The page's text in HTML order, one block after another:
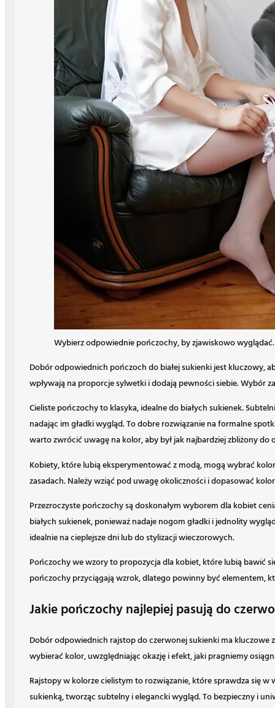
Wybierz odpowiednie pończochy, by zjawiskowo wyglądać.
Dobór odpowiednich pończoch do białej sukienki jest kluczowy,
wpływają na proporcje sylwetki i dodają pewności siebie. Wybór
Cieliste pończochy to klasyka, idealne do białych sukienek.
nadając im gładki wygląd. To dobre rozwiązanie na formalne
warto zwrócić uwagę na kolor, aby był jak najbardziej zbliżony do
Kobiety, które lubią eksperymentować z modą, mogą wybrać
zasadach. Należy wziąć pod uwagę okoliczności i dopasować
Przezroczyste pończochy są doskonałym wyborem dla kobiet
białych sukienek, ponieważ nadaje nogom gładki i jednolity
idealnie na cieplejsze dni lub do stylizacji wieczorowych.
Pończochy we wzory to propozycja dla kobiet, które lubią bawić
pończochy przyciągają wzrok, dlatego powinny być elementem,
Jakie pończochy najlepiej pasują do
Dobór odpowiednich rajstop do czerwonej sukienki ma kluczowe
wybierać kolor, uwzględniając okazję i efekt, jaki pragniemy
Rajstopy w kolorze cielistym to rozwiązanie, które sprawdza się
sukienką, tworząc subtelny i elegancki wygląd. To bezpieczny i